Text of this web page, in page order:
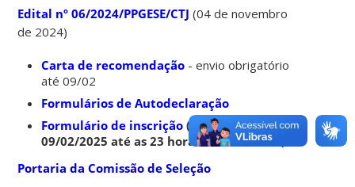
Edital nº 06/2024/PPGESE/CTJ (04 de novembro
de 2024)
Carta de recomendação - envio obrigatório
até 09/02
Formulários de Autodeclaração
Formulário de inscrição (de 04/11 a
09/02/2025 até as 23 horas e 59 minutos)
Portaria da Comissão de Seleção